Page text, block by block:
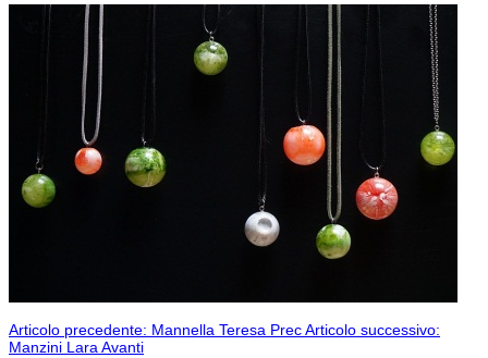
Articolo precedente: Mannella Teresa PrecArticolo successivo:
Manzini LaraAvanti